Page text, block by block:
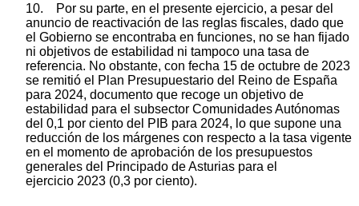
10. Por su parte, en el presente ejercicio, a pesar del
anuncio de reactivación de las reglas fiscales, dado que
el Gobierno se encontraba en funciones, no se han fijado
ni objetivos de estabilidad ni tampoco una tasa de
referencia. No obstante, con fecha 15 de octubre de 2023
se remitió el Plan Presupuestario del Reino de España
para 2024, documento que recoge un objetivo de
estabilidad para el subsector Comunidades Autónomas
del 0,1 por ciento del PIB para 2024, lo que supone una
reducción de los márgenes con respecto a la tasa vigente
en el momento de aprobación de los presupuestos
generales del Principado de Asturias para el
ejercicio 2023 (0,3 por ciento).